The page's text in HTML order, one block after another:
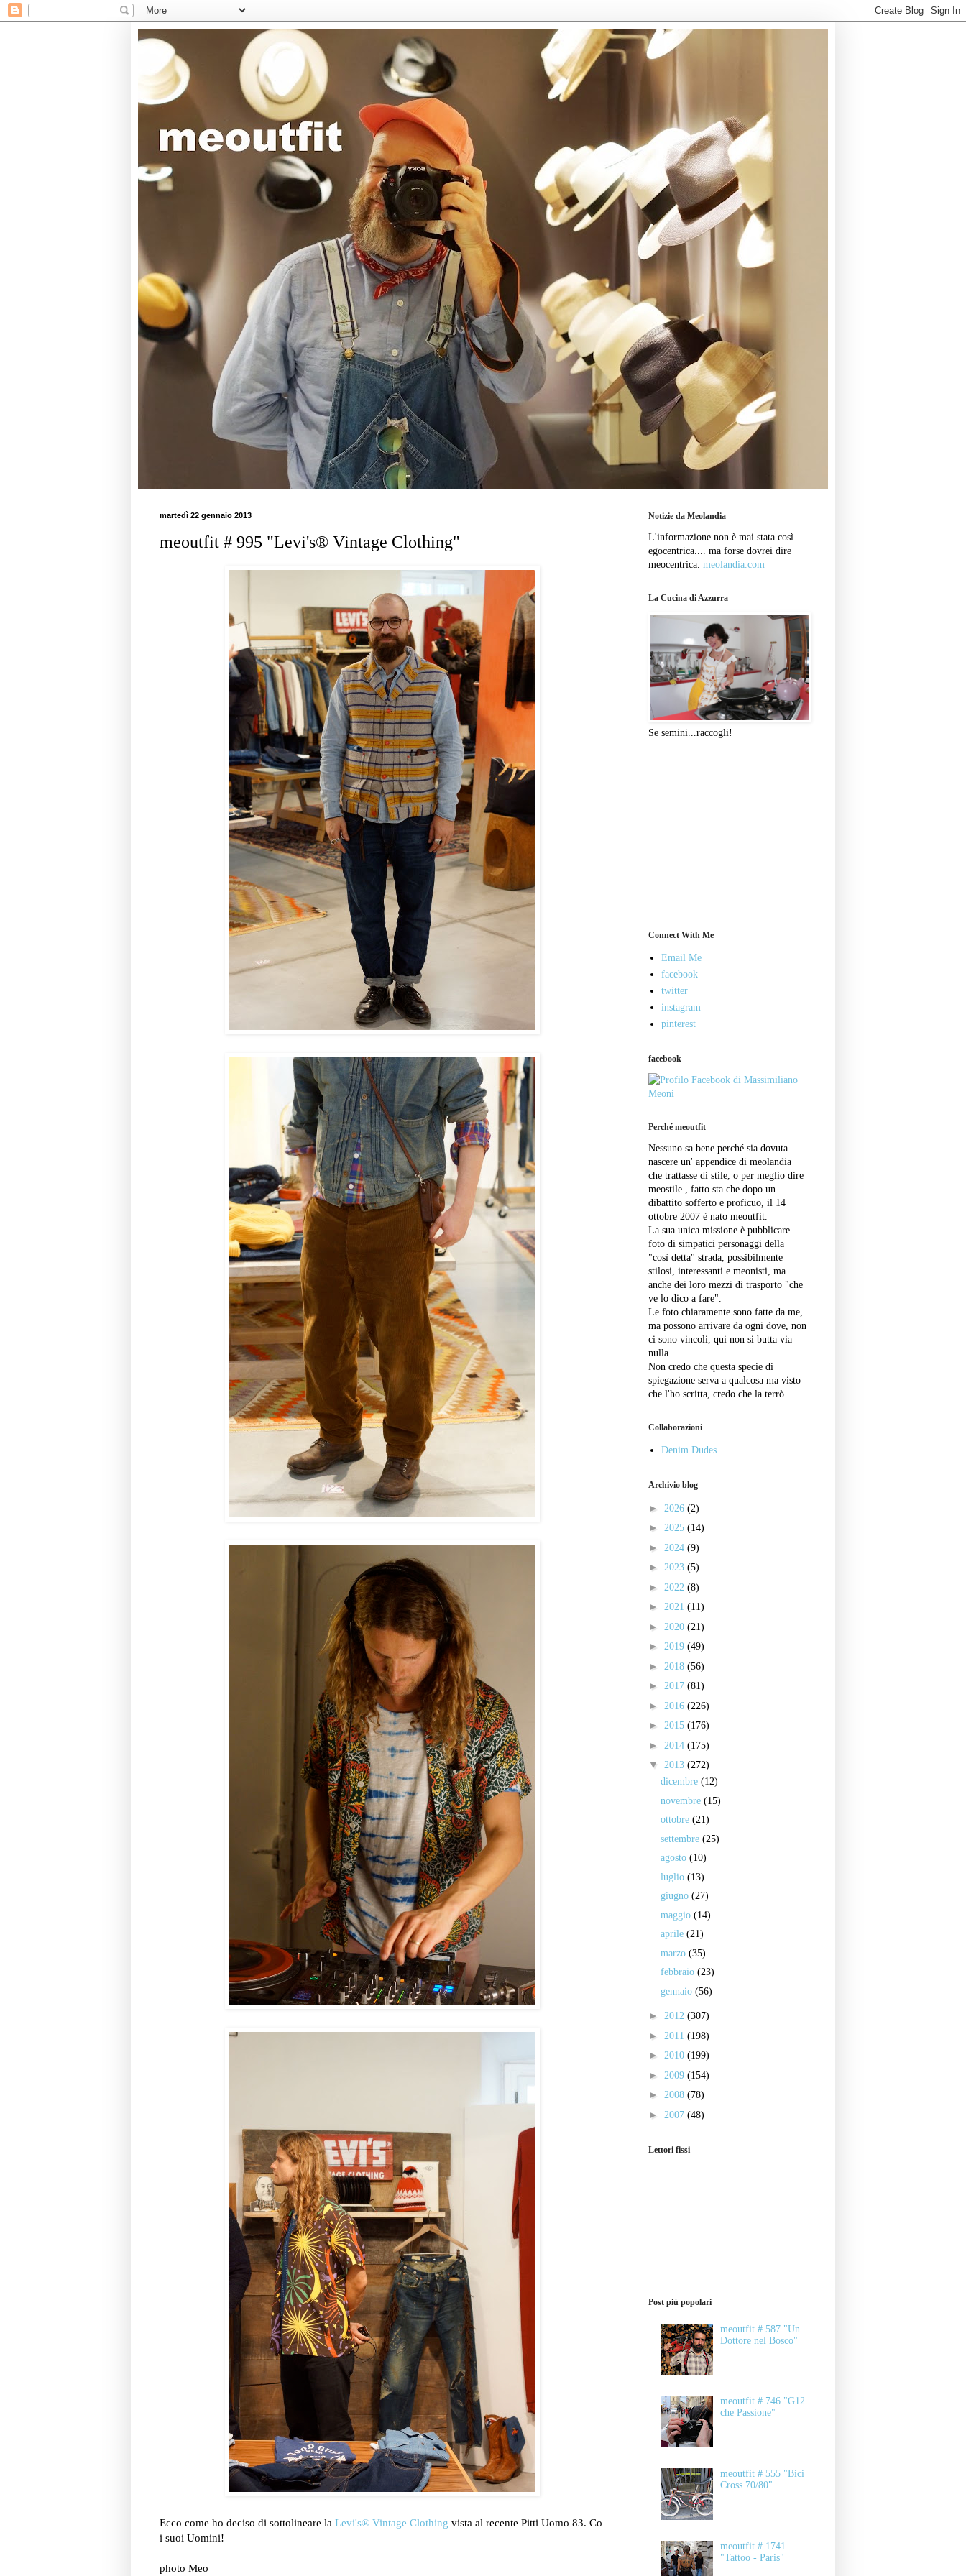
martedì 22 gennaio 2013
meoutfit # 995 "Levi's® Vintage Clothing"
Ecco come ho deciso di sottolineare la Levi's® Vintage Clothing vista al recente Pitti Uomo 83. Co
i suoi Uomini!
photo Meo
Notizie da Meolandia
L'informazione non è mai stata così
egocentrica.... ma forse dovrei dire
meocentrica. meolandia.com
La Cucina di Azzurra
Se semini...raccogli!
Connect With Me
Email Me
facebook
twitter
instagram
pinterest
facebook
Perché meoutfit
Nessuno sa bene perché sia dovuta
nascere un' appendice di meolandia
che trattasse di stile, o per meglio dire
meostile , fatto sta che dopo un
dibattito sofferto e proficuo, il 14
ottobre 2007 è nato meoutfit.
La sua unica missione è pubblicare
foto di simpatici personaggi della
"così detta" strada, possibilmente
stilosi, interessanti e meonisti, ma
anche dei loro mezzi di trasporto "che
ve lo dico a fare".
Le foto chiaramente sono fatte da me,
ma possono arrivare da ogni dove, non
ci sono vincoli, qui non si butta via
nulla.
Non credo che questa specie di
spiegazione serva a qualcosa ma visto
che l'ho scritta, credo che la terrò.
Collaborazioni
Denim Dudes
Archivio blog
► 2026 (2)
► 2025 (14)
► 2024 (9)
► 2023 (5)
► 2022 (8)
► 2021 (11)
► 2020 (21)
► 2019 (49)
► 2018 (56)
► 2017 (81)
► 2016 (226)
► 2015 (176)
► 2014 (175)
▼ 2013 (272)
dicembre (12)
novembre (15)
ottobre (21)
settembre (25)
agosto (10)
luglio (13)
giugno (27)
maggio (14)
aprile (21)
marzo (35)
febbraio (23)
gennaio (56)
► 2012 (307)
► 2011 (198)
► 2010 (199)
► 2009 (154)
► 2008 (78)
► 2007 (48)
Lettori fissi
Post più popolari
meoutfit # 587 "Un
Dottore nel Bosco"
meoutfit # 746 "G12
che Passione"
meoutfit # 555 "Bici
Cross 70/80"
meoutfit # 1741
"Tattoo - Paris"